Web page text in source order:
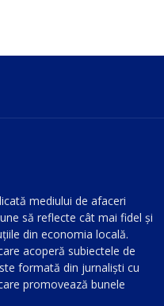
mediului de afaceri
să reflecte cât mai fidel și
din economia locală.
acoperă subiectele de
formată din jurnaliști cu
promovează bunele